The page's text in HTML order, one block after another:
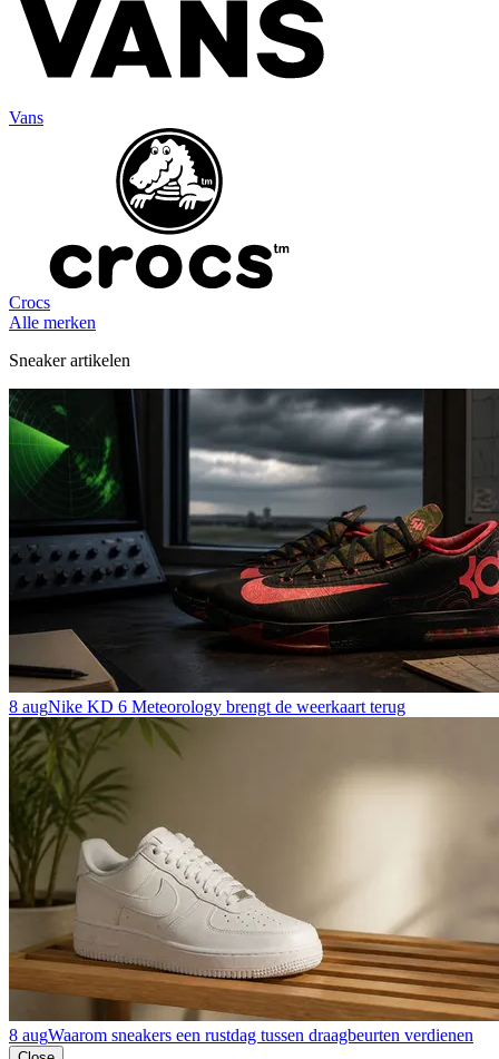
Vans
Crocs
Alle merken
Sneaker artikelen
8 augNike KD 6 Meteorology brengt de weerkaart terug
8 augWaarom sneakers een rustdag tussen draagbeurten verdienen